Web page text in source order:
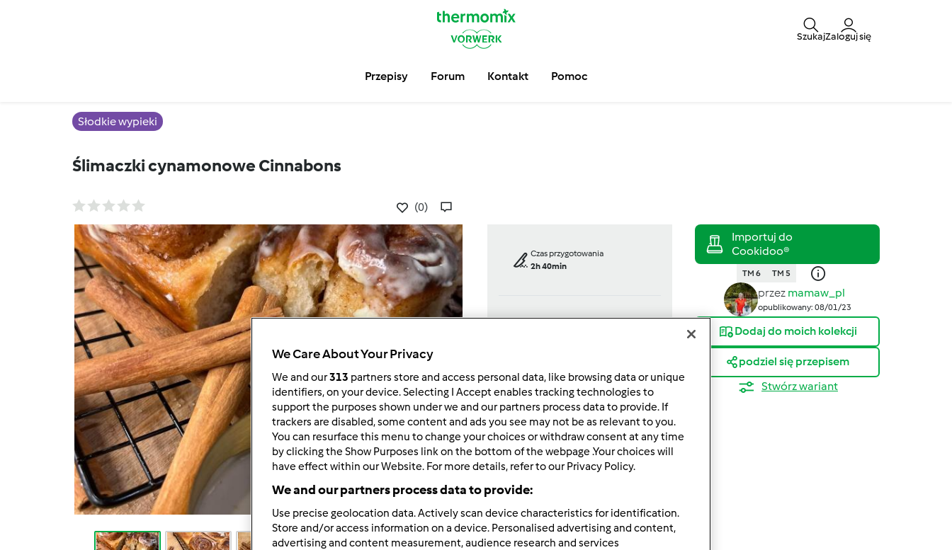
SzukajZaloguj się
Przepisy Forum Kontakt Pomoc
Słodkie wypieki
Ślimaczki cynamonowe Cinnabons
(0)
Czas przygotowania
2h 40min
porcja/porcje/porcji
15
kawałek/kawałki/kawałków
Średni
TM 6 TM 5
przez mamaw_pl
opublikowany: 08/01/23
Dodaj do moich kolekcji
podziel się przepisem
Stwórz wariant
We Care About Your Privacy
We and our313 partners store and access personal data, like browsing data or unique
identifiers, on your device. Selecting I Accept enables tracking technologies to
support the purposes shown under we and our partners process data to provide. If
trackers are disabled, some content and ads you see may not be as relevant to you.
You can resurface this menu to change your choices or withdraw consent at any time
by clicking the Show Purposes link on the bottom of the webpage .Your choices will
have effect within our Website. For more details, refer to our Privacy Policy.
We and our partners process data to provide:
Use precise geolocation data. Actively scan device characteristics for identification.
Store and/or access information on a device. Personalised advertising and content,
advertising and content measurement, audience research and services